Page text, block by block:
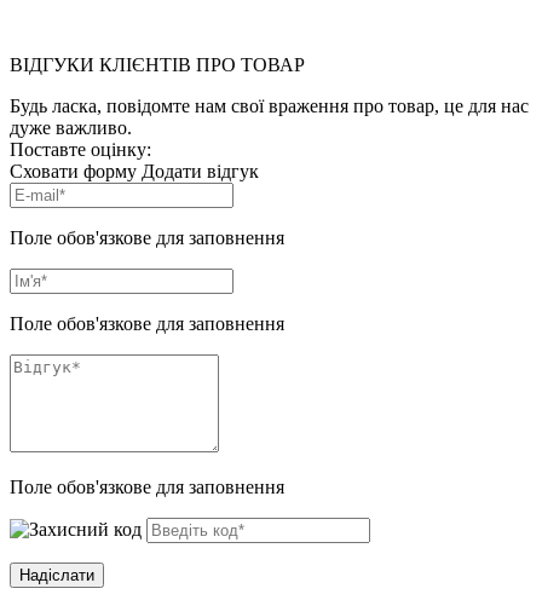
ВІДГУКИ КЛІЄНТІВ ПРО ТОВАР
Будь ласка, повідомте нам свої враження про товар, це для нас
дуже важливо.
Поставте оцінку:
Сховати форму Додати відгук
Поле обов'язкове для заповнення
Поле обов'язкове для заповнення
Поле обов'язкове для заповнення